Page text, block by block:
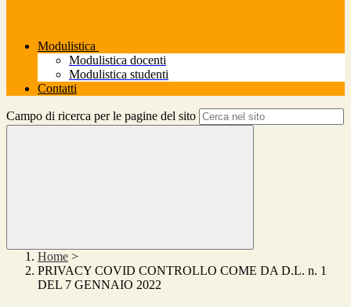
Modulistica
Modulistica docenti
Modulistica studenti
Contatti
Campo di ricerca per le pagine del sito
Home >
PRIVACY COVID CONTROLLO COME DA D.L. n. 1
DEL 7 GENNAIO 2022